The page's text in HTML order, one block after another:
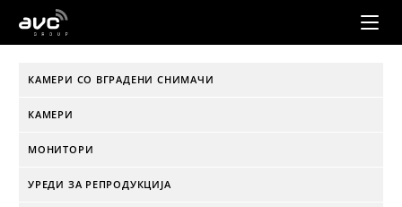
AVC
КАМЕРИ СО ВГРАДЕНИ СНИМАЧИ
КАМЕРИ
МОНИТОРИ
УРЕДИ ЗА РЕПРОДУКЦИЈА